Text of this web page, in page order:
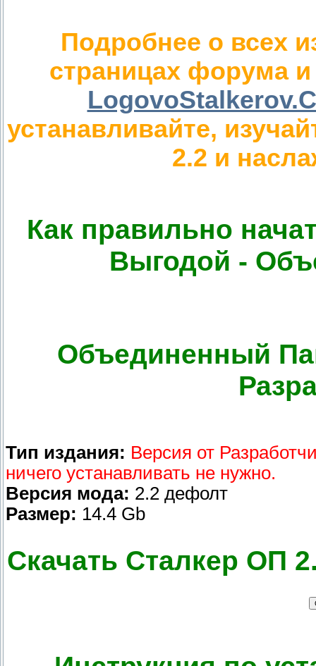
Подробнее о всех
страницах форума
устанавливайте,
2.2 и
Как правильно
Выгодой -
Объединенный
Тип издания: Версия от
ничего устанавливать не нужно.
Версия мода: 2.2 дефолт
Размер: 14.4 Gb
Скачать Сталкер ОП